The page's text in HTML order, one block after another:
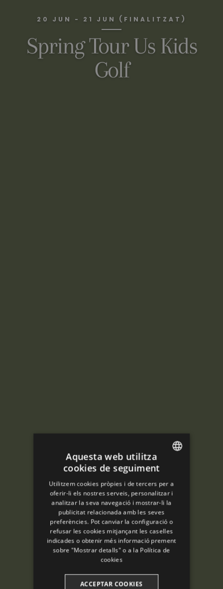
20 JUN - 21 JUN (FINALITZAT)
Spring Tour Us Kids
Golf
ENGLISH
SPANISH
ENGLISH
FRENCH
CATALAN
Aquesta web utilitza
cookies de seguiment
Utilitzem cookies pròpies i de tercers per a
oferir-li els nostres serveis, personalitzar i
analitzar la seva navegació i mostrar-li la
publicitat relacionada amb les seves
preferències. Pot canviar la configuració o
refusar les cookies mitjançant les caselles
indicades o obtenir més informació prement
sobre "Mostrar detalls" o a la Política de
cookies
ACCEPTAR COOKIES